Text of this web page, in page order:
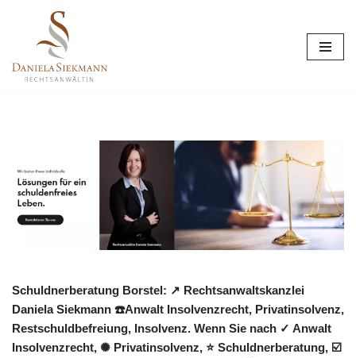
Inhalt
springen
Schuldnerberatung Borstel: ↗️ Rechtsanwaltskanzlei
Daniela Siekmann ☎️Anwalt Insolvenzrecht, Privatinsolvenz,
Restschuldbefreiung, Insolvenz. Wenn Sie nach ✓ Anwalt
Insolvenzrecht, ✺ Privatinsolvenz, ⭐ Schuldnerberatung, ☑️